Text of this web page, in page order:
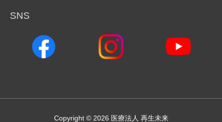
SNS
Copyright © 2026 医療法人 再生未来